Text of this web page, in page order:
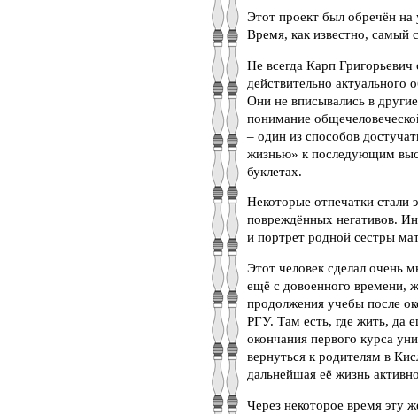
Этот проект был обречён на
Время, как известно, самый
Не всегда Карп Григорьевич
действительно актуального
Они не вписывались в
понимание
– один из способов
жизнью» к последующим
буклетах.
Некоторые отпечатки стали
повреждённых негативов.
и портрет родной сестры
Этот человек сделал очень
ещё с довоенного времени,
продолжения учебы после
РГУ. Там есть, где жить, да
окончания первого курса
вернуться к родителям в
дальнейшая её жизнь
Через некоторое время эту